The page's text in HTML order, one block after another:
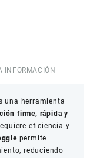
INFORMACIÓN
una herramienta
firme, rápida y
eficiencia y
permite
reduciendo